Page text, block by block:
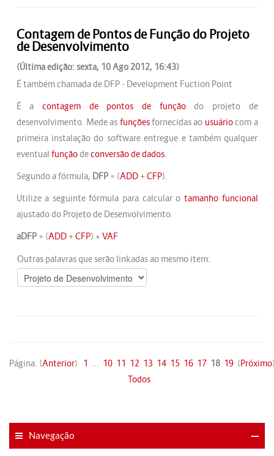
Contagem de Pontos de Função do Projeto
de Desenvolvimento
(Última edição: sexta, 10 Ago 2012, 16:43)
É também chamada de DFP - Development Fuction Point
É a contagem de pontos de funçãodo projeto de
desenvolvimento. Mede as funçõesfornecidas ao usuáriocom a
primeira instalação do software entregue e também qualquer
eventual funçãodeconversão de dados.
Segundo a fórmula, DFP = (ADD+CFP).
Utilize a seguinte fórmula para calcular o tamanho funcional
ajustado do Projeto de Desenvolvimento.
aDFP= (ADD+CFP) * VAF
Outras palavras que serão linkadas ao mesmo item:
Página: (Anterior) 1 ... 10 11 12 13 14 15 16 17 18 19 (Próximo
Todos
Navegação